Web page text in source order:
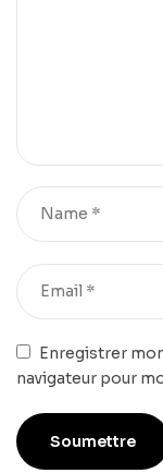
Enregistrer
navigateur pour